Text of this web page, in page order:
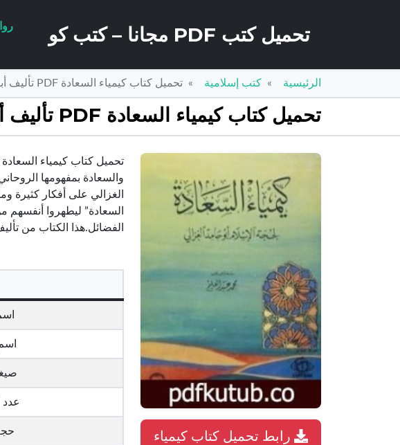
تحميل كتب PDF مجانا – كتب كو
الرئيسية كتب إسلامية تحميل كتاب كيمياء السعادة PDF تأليف أبو حامد الغزالي مجانا [كامل]
تحميل كتاب كيمياء السعادة PDF تأليف أبو حامد الغزالي مجانا [كامل]
رابط تحميل كتاب كيمياء
والسعادة بمفهومها
الغزالي على أفكار كثيرة
السعادة” ليطهروا أنفسهم
الفضائل.هذا الكتاب من